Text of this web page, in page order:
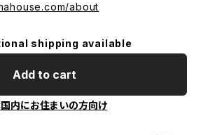
about
shipping available
Add to cart
内にお住まいの方向け